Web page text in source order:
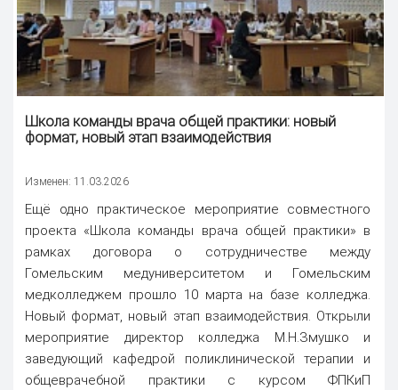
Школа команды врача общей практики: новый
формат, новый этап взаимодействия
Изменен: 11.03.2026
Ещё одно практическое мероприятие совместного
проекта «Школа команды врача общей практики» в
рамках договора о сотрудничестве между
Гомельским медуниверситетом и Гомельским
медколледжем прошло 10 марта на базе колледжа.
Новый формат, новый этап взаимодействия. Открыли
мероприятие директор колледжа М.Н.Змушко и
заведующий кафедрой поликлинической терапии и
общеврачебной практики с курсом ФПКиП